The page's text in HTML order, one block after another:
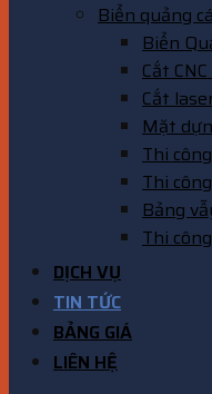
Biển quảng
Biển
Cắt
Cắt
Mặt
Thi
Thi
Bảng
Thi
DỊCH VỤ
TIN TỨC
BẢNG GIÁ
LIÊN HỆ